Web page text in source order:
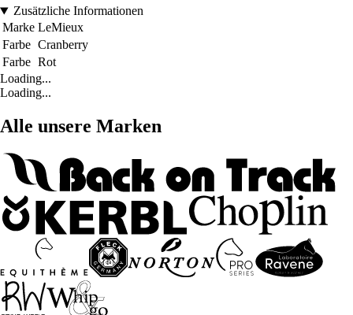
Zusätzliche Informationen
Marke LeMieux
Farbe Cranberry
Farbe Rot
Loading...
Loading...
Alle unsere Marken